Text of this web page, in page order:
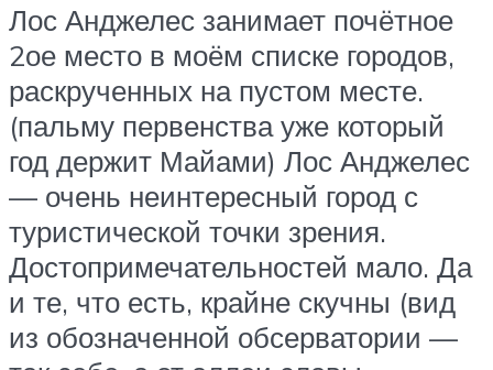
Лос Анджелес занимает почётное
2ое место в моём списке городов,
раскрученных на пустом месте.
(пальму первенства уже который
год держит Майами) Лос Анджелес
— очень неинтересный город с
туристической точки зрения.
Достопримечательностей мало. Да
и те, что есть, крайне скучны (вид
из обозначенной обсерватории —